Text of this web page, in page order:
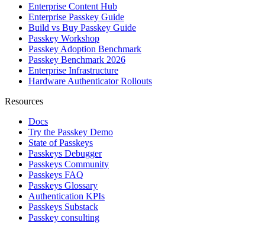
Enterprise Content Hub
Enterprise Passkey Guide
Build vs Buy Passkey Guide
Passkey Workshop
Passkey Adoption Benchmark
Passkey Benchmark 2026
Enterprise Infrastructure
Hardware Authenticator Rollouts
Resources
Docs
Try the Passkey Demo
State of Passkeys
Passkeys Debugger
Passkeys Community
Passkeys FAQ
Passkeys Glossary
Authentication KPIs
Passkeys Substack
Passkey consulting